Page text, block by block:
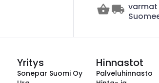
Yritys
Sonepar Suomi Oy
Hinnastot
Palveluhinnasto